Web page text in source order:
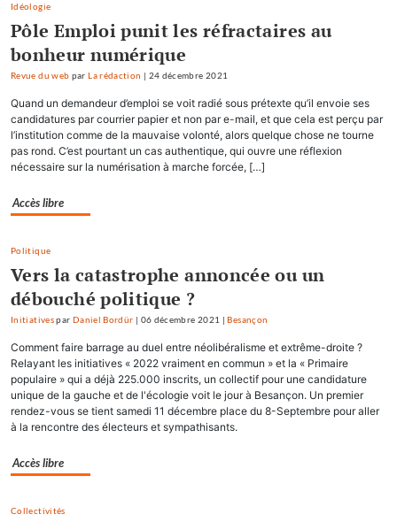
Idéologie
Pôle Emploi punit les réfractaires au
bonheur numérique
Revue du web parLa rédaction | 24 décembre 2021
Quand un demandeur d’emploi se voit radié sous prétexte qu’il envoie ses
candidatures par courrier papier et non par e-mail, et que cela est perçu par
l’institution comme de la mauvaise volonté, alors quelque chose ne tourne
pas rond. C’est pourtant un cas authentique, qui ouvre une réflexion
nécessaire sur la numérisation à marche forcée, […]
Accès libre
Politique
Vers la catastrophe annoncée ou un
débouché politique ?
Initiativespar Daniel Bordür | 06 décembre 2021 |Besançon
Comment faire barrage au duel entre néolibéralisme et extrême-droite ?
Relayant les initiatives « 2022 vraiment en commun » et la « Primaire
populaire » qui a déjà 225.000 inscrits, un collectif pour une candidature
unique de la gauche et de l'écologie voit le jour à Besançon. Un premier
rendez-vous se tient samedi 11 décembre place du 8-Septembre pour aller
à la rencontre des électeurs et sympathisants.
Accès libre
Collectivités